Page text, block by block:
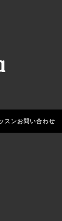
スンお問い合わせ